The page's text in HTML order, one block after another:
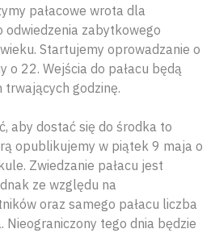
pałacowe wrota dla
odwiedzenia zabytkowego
Startujemy oprowadzanie o
o 22. Wejścia do pałacu będą
godzinę.
aby dostać się do środka to
opublikujemy w piątek 9 maja o
Zwiedzanie pałacu jest
ze względu na
oraz samego pałacu liczba
Nieograniczony tego dnia będzie